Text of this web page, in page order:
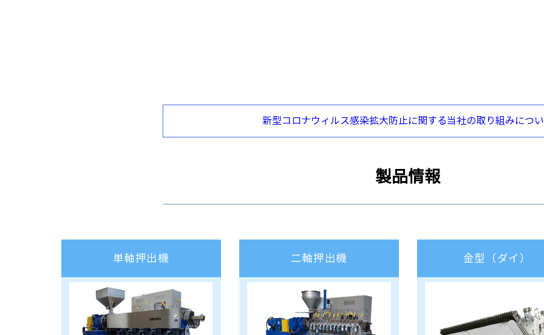
新型コロナウィルス感染拡大防止に関する当社の取り組みにつ
製品情報
単軸押出機 二軸押出機 金型（ダイ）